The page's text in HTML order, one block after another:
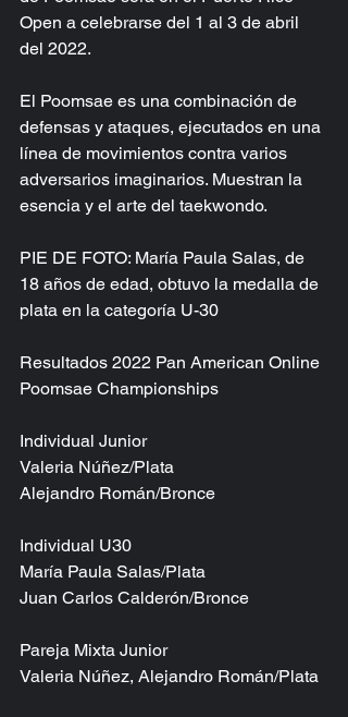
Open a celebrarse del 1 al 3 de abril
del 2022.
El Poomsae es una combinación de
defensas y ataques, ejecutados en una
línea de movimientos contra varios
adversarios imaginarios. Muestran la
esencia y el arte del taekwondo.
PIE DE FOTO: María Paula Salas, de
18 años de edad, obtuvo la medalla de
plata en la categoría U-30
Resultados 2022 Pan American Online
Poomsae Championships
Individual Junior
Valeria Núñez/Plata
Alejandro Román/Bronce
Individual U30
María Paula Salas/Plata
Juan Carlos Calderón/Bronce
Pareja Mixta Junior
Valeria Núñez, Alejandro Román/Plata